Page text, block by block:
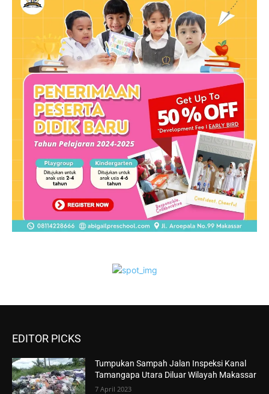
EDITOR PICKS
Tumpukan Sampah Jalan Inspeksi Kanal
Tamangapa Utara Diluar Wilayah Makassar
7 April 2023